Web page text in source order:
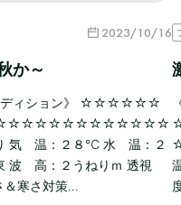
2023/10/16
か～
ンディション》 ☆☆☆☆☆☆
気 温：２８℃ 水 温：２
高：２うねりｍ 透視
寒さ対策…